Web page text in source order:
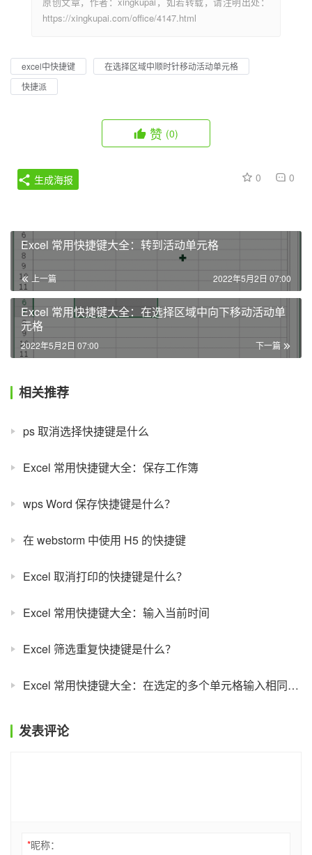
https://xingkupai.com/office/4147.html
excel中快捷键
在选择区域中顺时针移动活动单元格
快捷派
赞 (0)
0 0
生成海报
Excel 常用快捷键大全：转到活动单元格
上一篇 2022年5月2日 07:00
Excel 常用快捷键大全：在选择区域中向下移动活动单
元格
下一篇
2022年5月2日 07:00
相关推荐
ps 取消选择快捷键是什么
Excel 常用快捷键大全：保存工作簿
wps Word 保存快捷键是什么？
在 webstorm 中使用 H5 的快捷键
Excel 取消打印的快捷键是什么？
Excel 常用快捷键大全：输入当前时间
Excel 筛选重复快捷键是什么？
Excel 常用快捷键大全：在选定的多个单元格输入相同的数据
发表评论
*昵称：